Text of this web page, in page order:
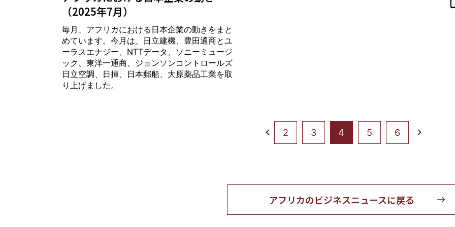
（2025年7月）
毎月、アフリカにおける日本企業の動きをまと
めています。今月は、日立建機、豊田通商とユ
ーラスエナジー、NTTデータ、ソニーミュージ
ック、東洋一通商、ジョンソンコントロールズ
日立空調、日揮、日本郵船、大原薬品工業を取
り上げました。
2 3 4 5 6
アフリカのビジネスニュースに戻る